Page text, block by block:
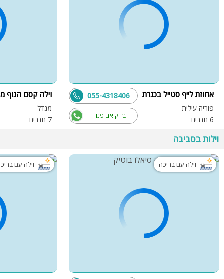
אחוזת לייף סטייל בכנרת
פוריה עילית
6 חדרים
בדוק אם פנוי
055-4318406 וילה קסם הנוף
מגדל
7 חדרים
וילות בסביבה
וילה עם בריכה וילה עם